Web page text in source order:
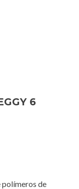
6
polímeros de